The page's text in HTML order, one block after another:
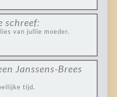
schreef:
van jullie moeder.
Janssens-Brees
tijd.